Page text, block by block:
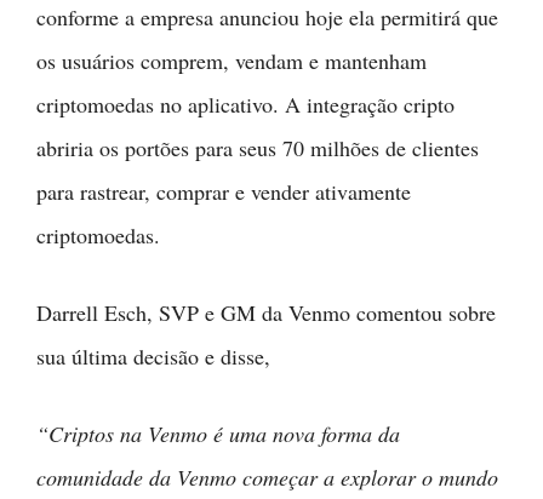
conforme a empresa anunciou hoje ela permitirá que
os usuários comprem, vendam e mantenham
criptomoedas no aplicativo. A integração cripto
abriria os portões para seus 70 milhões de clientes
para rastrear, comprar e vender ativamente
criptomoedas.
Darrell Esch, SVP e GM da Venmo comentou sobre
sua última decisão e disse,
“Criptos na Venmo é uma nova forma da
comunidade da Venmo começar a explorar o mundo